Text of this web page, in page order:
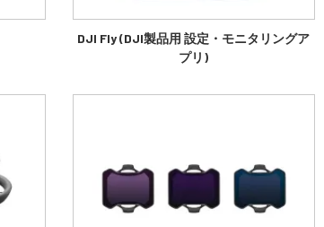
DJI Fly (DJI製品用 設定・モニタリングア
プリ)